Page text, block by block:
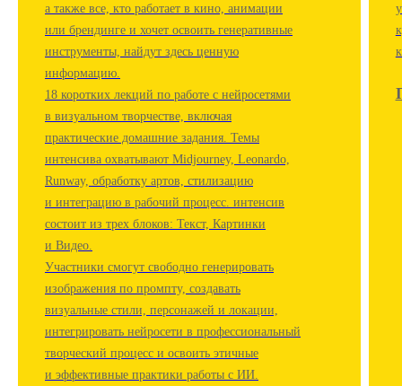
а также все, кто работает в кино, анимации
или брендинге и хочет освоить генеративные
инструменты, найдут здесь ценную
информацию.
18 коротких лекций по работе с нейросетями
в визуальном творчестве, включая
практические домашние задания. Темы
интенсива охватывают Midjourney, Leonardo,
Runway, обработку артов, стилизацию
и интеграцию в рабочий процесс. интенсив
состоит из трех блоков: Текст, Картинки
и Видео.
Участники смогут свободно генерировать
изображения по промпту, создавать
визуальные стили, персонажей и локации,
интегрировать нейросети в профессиональный
творческий процесс и освоить этичные
и эффективные практики работы с ИИ.